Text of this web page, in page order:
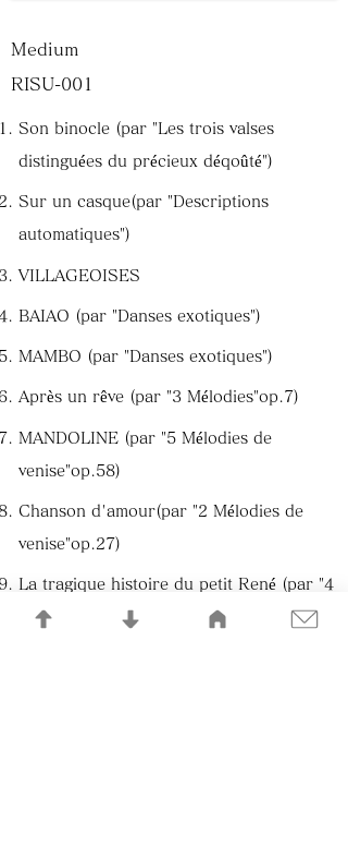
Son binocle (par "Les trois valses
distinguées du précieux déqoûté")
Sur un casque(par "Descriptions
automatiques")
VILLAGEOISES
BAIAO (par "Danses exotiques")
MAMBO (par "Danses exotiques")
Après un rêve (par "3 Mélodies"op.7)
MANDOLINE (par "5 Mélodies de
venise"op.58)
Chanson d'amour(par "2 Mélodies de
venise"op.27)
La tragique histoire du petit René (par "4
Chansons pour enfants")
Medium
RISU-001